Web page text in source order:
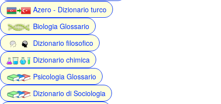
Azero - Dizionario turco
Biologia Glossario
Dizionario filosofico
Dizionario chimica
Psicologia Glossario
Dizionario di Sociologia